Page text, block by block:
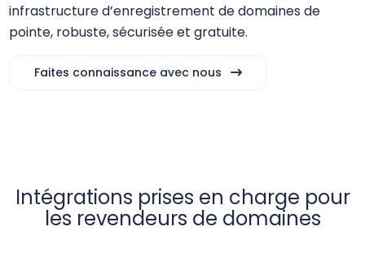
infrastructure d’enregistrement de domaines de
pointe, robuste, sécurisée et gratuite.
Faites connaissance avec nous
Intégrations prises en charge pour
les revendeurs de domaines